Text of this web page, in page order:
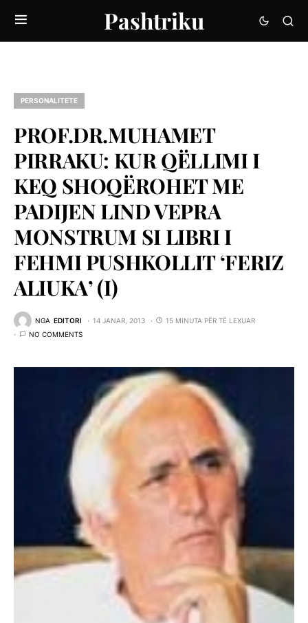
Pashtriku
PERSONALITETE
PROF.DR.MUHAMET
PIRRAKU: KUR QËLLIMI I
KEQ SHOQËROHET ME
PADIJEN LIND VEPRA
MONSTRUM SI LIBRI I
FEHMI PUSHKOLLIT ‘FERIZ
ALIUKA’ (I)
NGA EDITORI 14 JANAR, 2013
15 MINUTA PËR TË LEXUAR
NO COMMENTS